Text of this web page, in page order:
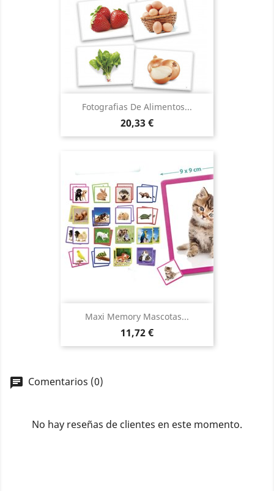
Fotografias De Alimentos...
Precio
20,33 €
Maxi Memory Mascotas...
Precio
11,72 €
Comentarios (0)
No hay reseñas de clientes en este momento.